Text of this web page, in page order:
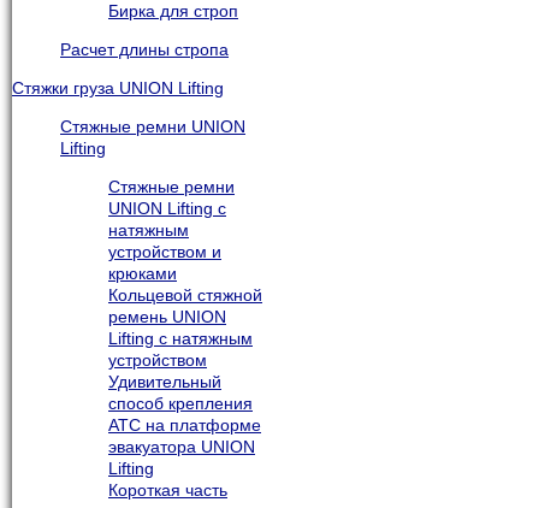
Бирка для строп
Расчет длины стропа
Стяжки груза UNION Lifting
Стяжные ремни UNION
Lifting
Стяжные ремни
UNION Lifting с
натяжным
устройством и
крюками
Кольцевой стяжной
ремень UNION
Lifting с натяжным
устройством
Удивительный
способ крепления
АТС на платформе
эвакуатора UNION
Lifting
Короткая часть